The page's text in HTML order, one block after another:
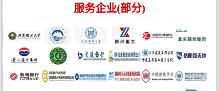
服务企业(部分)